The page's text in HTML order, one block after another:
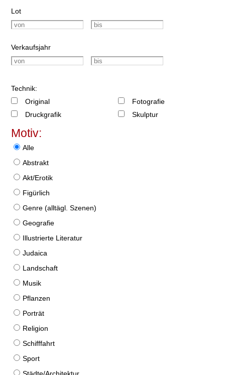
Lot
Verkaufsjahr
Technik:
Original
Druckgrafik
Fotografie
Skulptur
Motiv:
Alle
Abstrakt
Akt/Erotik
Figürlich
Genre (alltägl. Szenen)
Geografie
Illustrierte Literatur
Judaica
Landschaft
Musik
Pflanzen
Porträt
Religion
Schifffahrt
Sport